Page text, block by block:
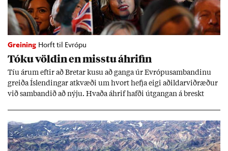
Greining Horft til Evrópu
Tóku völd­in en misstu áhrif­in
Tíu ár­um eft­ir að Bret­ar kusu að ganga úr Evr­ópu­sam­band­inu
greiða Ís­lend­ing­ar at­kvæði um hvort hefja eigi að­ild­ar­við­ræð­ur
við sam­band­ið að nýju. Hvaða áhrif hafði út­gang­an á breskt